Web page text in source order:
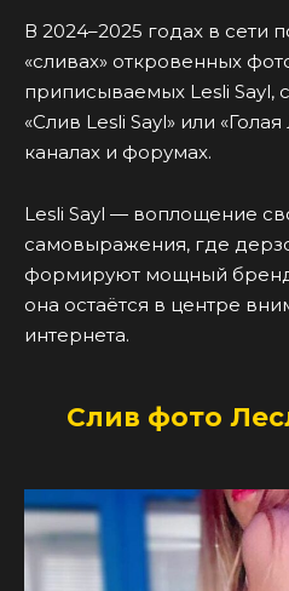
В 2024–2025 годах в сети
«сливах» откровенных
приписываемых Lesli Sayl,
«Слив Lesli Sayl» или
каналах и форумах.
Lesli Sayl — воплощение
самовыражения, где
формируют мощный
она остаётся в центре
интернета.
Слив фото